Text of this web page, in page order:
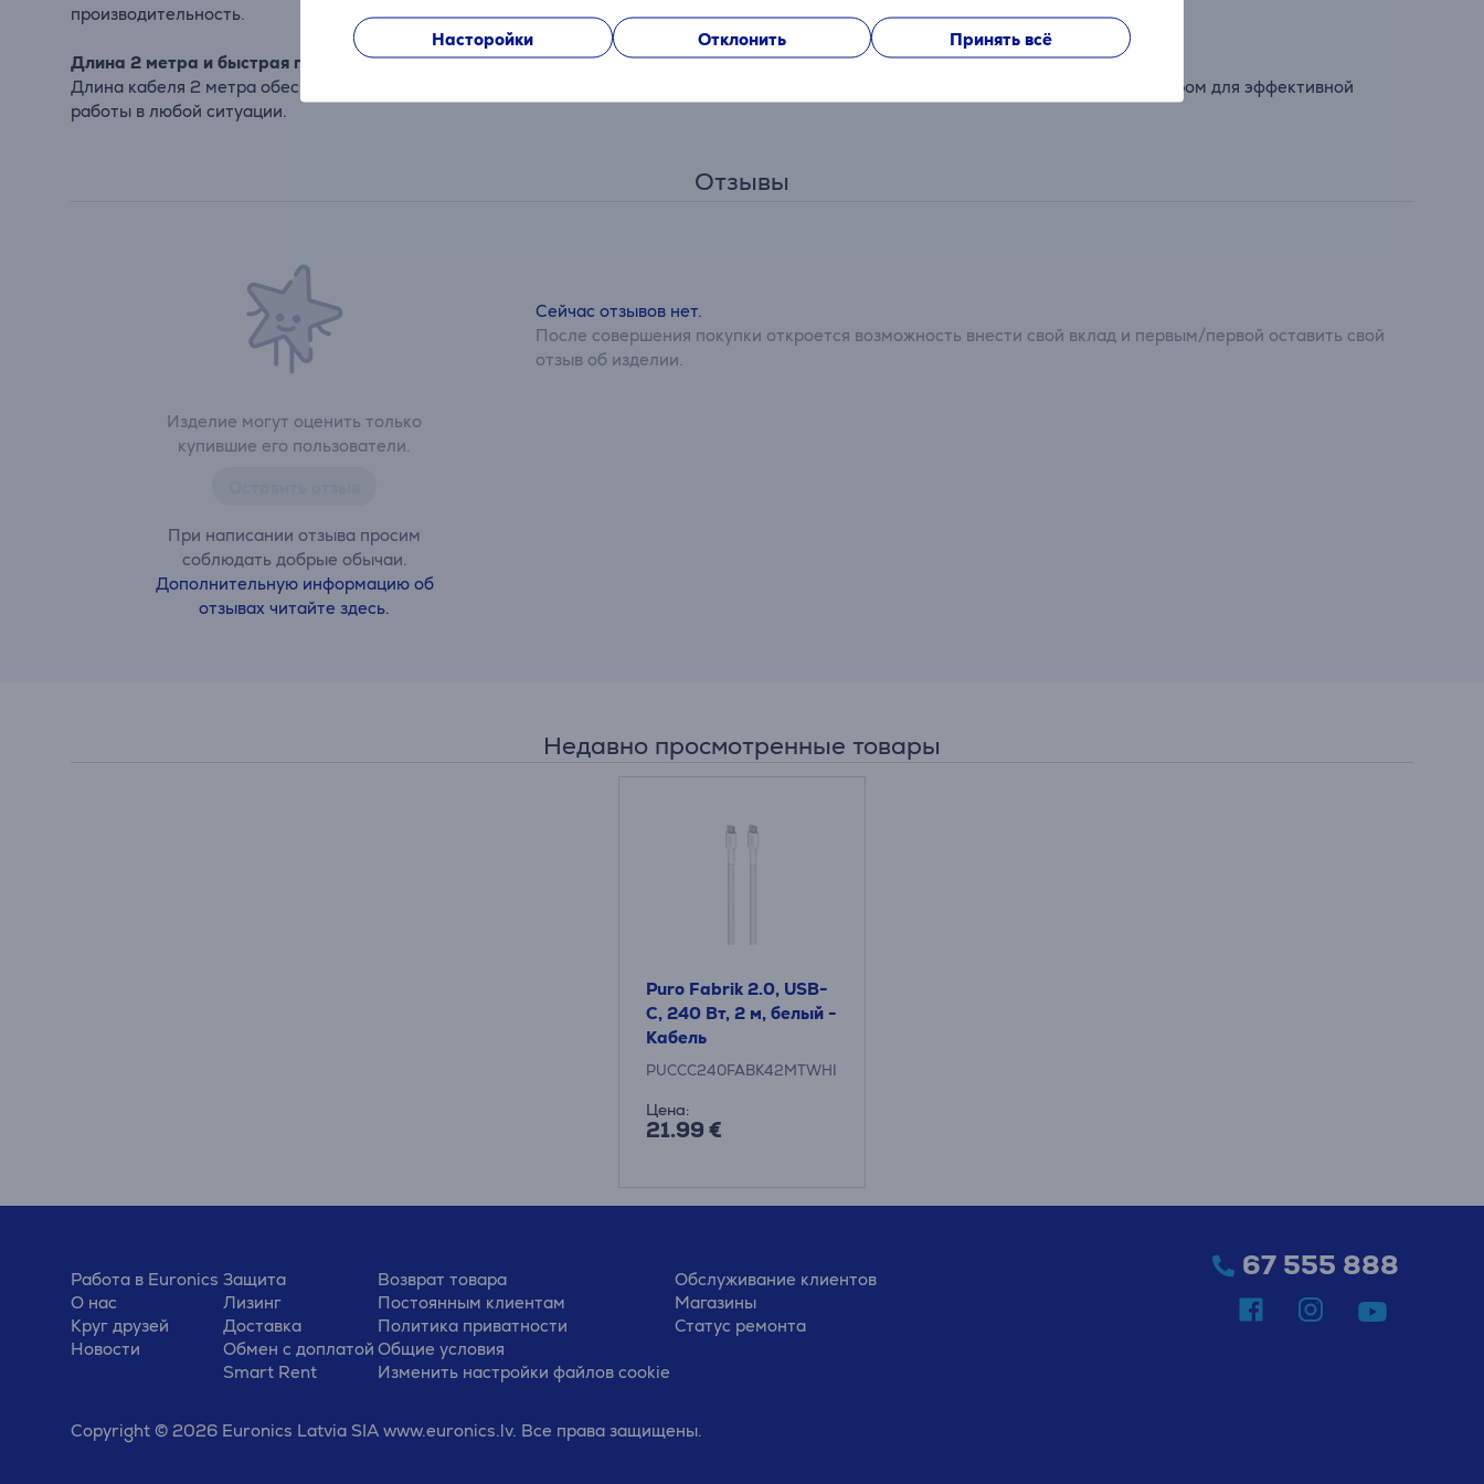
Насторойки Отклонить Принять всё
производительность.
Длина 2 метра и быстрая передача данных
Длина кабеля 2 метра обеспечивает удобство подключения, а скорость передачи данных до 480 Мбит/с делает его идеальным выбором для эффективной
работы в любой ситуации.
Отзывы
Изделие могут оценить только
купившие его пользователи.
При написании отзыва просим
соблюдать добрые обычаи.
Дополнительную информацию об
отзывах читайте здесь.
Сейчас отзывов нет.
После совершения покупки откроется возможность внести свой вклад и первым/первой оставить свой
отзыв об изделии.
Недавно просмотренные товары
Puro Fabrik 2.0, USB-
C, 240 Вт, 2 м, белый -
Кабель
PUCCC240FABK42MTWHI
Цена:
21.99 €
Работа в Euronics
О нас
Круг друзей
Новости
Защита
Лизинг
Доставка
Обмен с доплатой
Smart Rent
Возврат товара
Постоянным клиентам
Политика приватности
Общие условия
Изменить настройки файлов cookie
Обслуживание клиентов
Магазины
Статус ремонта
67 555 888
Copyright © 2026 Euronics Latvia SIA www.euronics.lv. Все права защищены.